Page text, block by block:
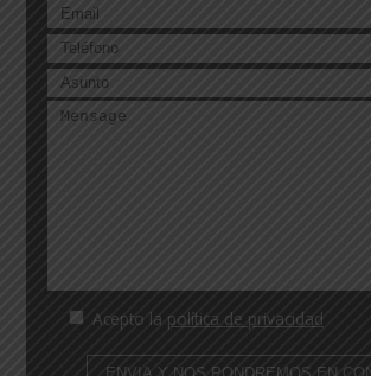
Acepto la política de privacidad